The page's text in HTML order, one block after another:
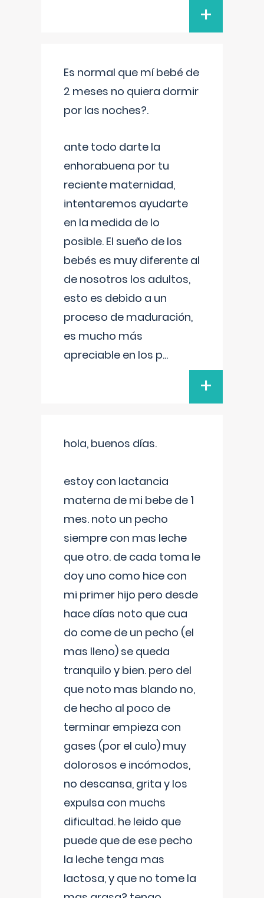
+
Es normal que mí bebé de
2 meses no quiera dormir
por las noches?.
ante todo darte la
enhorabuena por tu
reciente maternidad,
intentaremos ayudarte
en la medida de lo
posible. El sueño de los
bebés es muy diferente al
de nosotros los adultos,
esto es debido a un
proceso de maduración,
es mucho más
apreciable en los p...
+
hola, buenos días.
estoy con lactancia
materna de mi bebe de 1
mes. noto un pecho
siempre con mas leche
que otro. de cada toma le
doy uno como hice con
mi primer hijo pero desde
hace días noto que cua
do come de un pecho (el
mas lleno) se queda
tranquilo y bien. pero del
que noto mas blando no,
de hecho al poco de
terminar empieza con
gases (por el culo) muy
dolorosos e incómodos,
no descansa, grita y los
expulsa con muchs
dificultad. he leido que
puede que de ese pecho
la leche tenga mas
lactosa, y que no tome la